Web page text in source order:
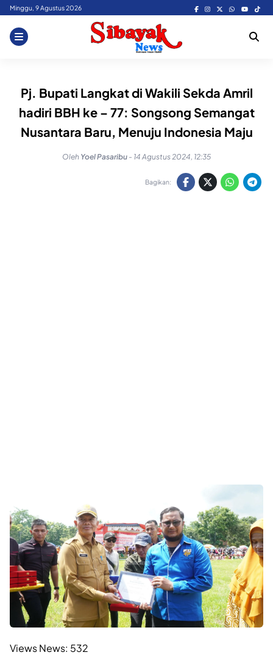
Skip
content
Minggu, 9 Agustus 2026
Pj. Bupati Langkat di Wakili Sekda Amril
hadiri BBH ke – 77: Songsong Semangat
Nusantara Baru, Menuju Indonesia Maju
Oleh Yoel Pasaribu - 14 Agustus 2024, 12:35
Bagikan:
Views News: 532